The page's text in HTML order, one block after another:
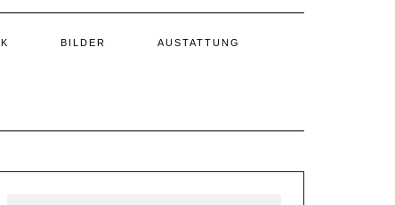
BILDER AUSTATTUNG